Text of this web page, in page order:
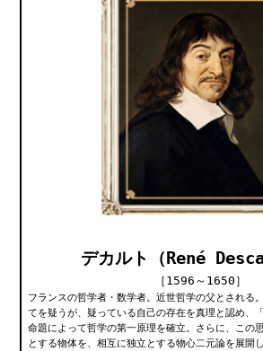
デカルト（René
［1596～1650］
フランスの哲学者・数学者。近世哲学の父とされる
てを疑うが、疑っている自己の存在を真理と認め、
命題によって哲学の第一原理を確立。さらに、この
とする物体を、相互に独立とする物心二元論を展開